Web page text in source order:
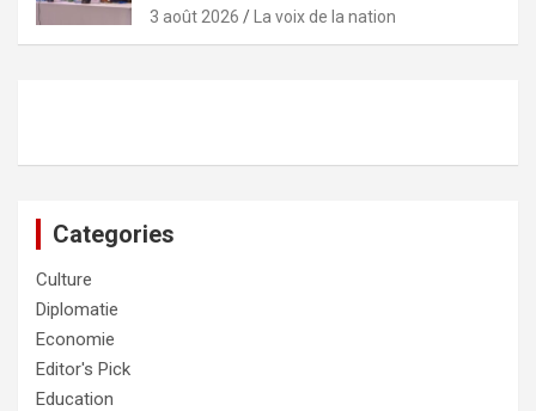
3 août 2026 La voix de la nation
Categories
Culture
Diplomatie
Economie
Editor's Pick
Education